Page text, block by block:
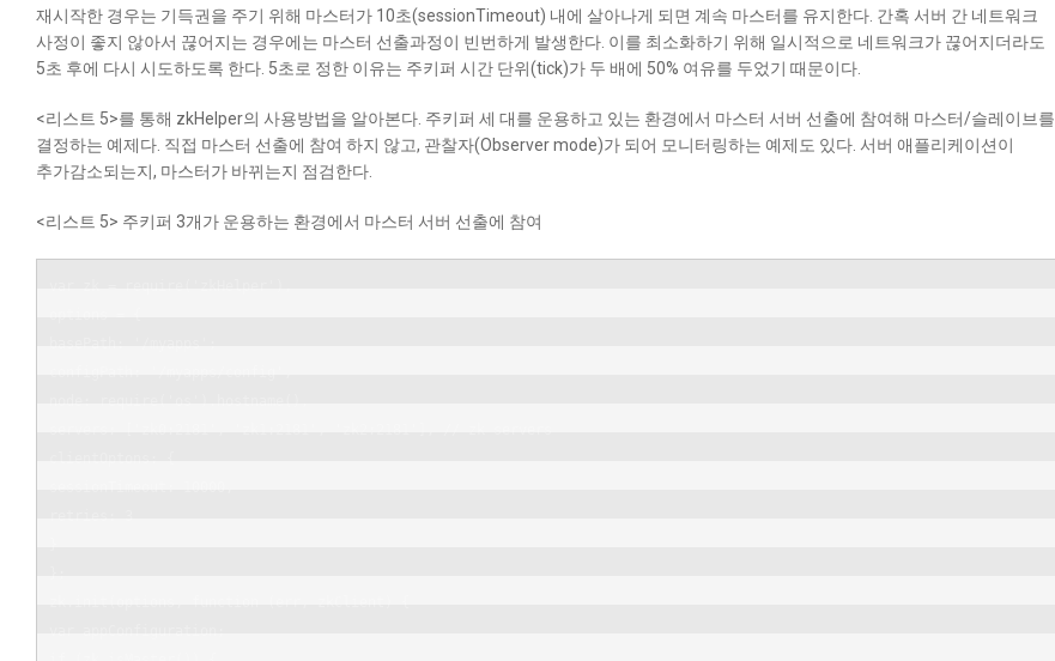
재시작한 경우는 기득권을 주기 위해 마스터가 10초(sessionTimeout) 내에 살아나게 되면 계속 마스터를 유지한다. 간혹 서버 간 네트워크
사정이 좋지 않아서 끊어지는 경우에는 마스터 선출과정이 빈번하게 발생한다. 이를 최소화하기 위해 일시적으로 네트워크가 끊어지더라도
5초 후에 다시 시도하도록 한다. 5초로 정한 이유는 주키퍼 시간 단위(tick)가 두 배에 50% 여유를 두었기 때문이다.
<리스트 5>를 통해 zkHelper의 사용방법을 알아본다. 주키퍼 세 대를 운용하고 있는 환경에서 마스터 서버 선출에 참여해 마스터/슬레이브를
결정하는 예제다. 직접 마스터 선출에 참여 하지 않고, 관찰자(Observer mode)가 되어 모니터링하는 예제도 있다. 서버 애플리케이션이
추가감소되는지, 마스터가 바뀌는지 점검한다.
<리스트 5> 주키퍼 3개가 운용하는 환경에서 마스터 서버 선출에 참여